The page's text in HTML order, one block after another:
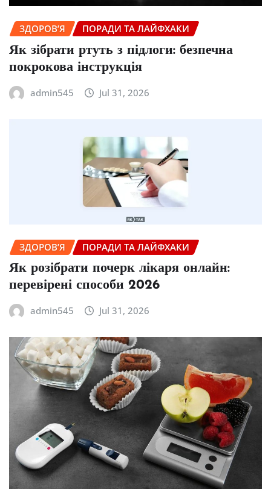
ЗДОРОВ’Я ПОРАДИ ТА ЛАЙФХАКИ
Як зібрати ртуть з підлоги: безпечна
покрокова інструкція
admin545 Jul 31, 2026
ЗДОРОВ’Я ПОРАДИ ТА ЛАЙФХАКИ
Як розібрати почерк лікаря онлайн:
перевірені способи 2026
admin545 Jul 31, 2026